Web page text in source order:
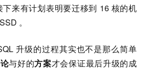
下来有计划表明要迁移到 16 核的机
。
升级的过程其实也不是那么简单
与好的方案才会保证最后升级的成